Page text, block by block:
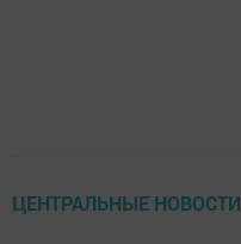
ЦЕНТРАЛЬНЫЕ НОВОСТИ